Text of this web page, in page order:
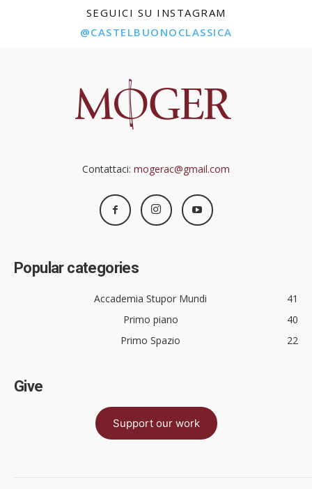
SEGUICI SU INSTAGRAM
@CASTELBUONOCLASSICA
Contattaci: mogerac@gmail.com
Popular categories
Accademia Stupor Mundi
41
Primo piano
40
Primo Spazio
22
Give
Support our work